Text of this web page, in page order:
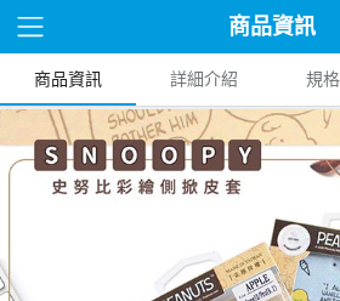
商品資訊
商品資訊 詳細介紹 規